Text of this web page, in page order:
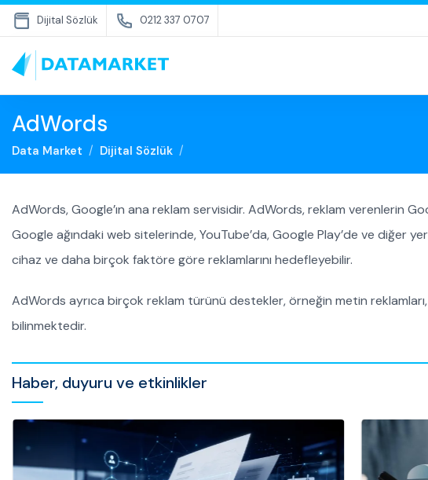
Dijital Sözlük 0212 337 0707
AdWords
Data Market Dijital Sözlük
AdWords, Google’ın ana reklam servisidir. AdWords, reklam verenlerin
Google ağındaki web sitelerinde, YouTube’da, Google Play’de ve diğer
cihaz ve daha birçok faktöre göre reklamlarını hedefleyebilir.
AdWords ayrıca birçok reklam türünü destekler, örneğin metin
bilinmektedir.
Haber, duyuru ve etkinlikler